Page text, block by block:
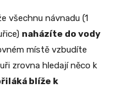
všechnu návnadu (1
naházíte do vody
místě vzbudíte
zrovna hledají něco k
blíže k